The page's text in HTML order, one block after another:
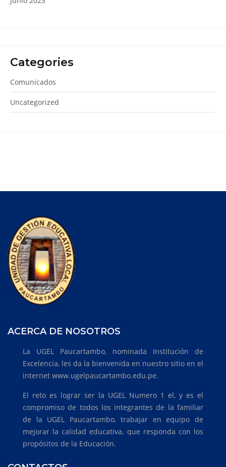
Categories
Comunicados
Uncategorized
ACERCA DE NOSOTROS
La UGEL Paucartambo, nominada Institución de
Excelencia, les da la bienvenida en nuestro sitio en el
internet www.ugelpaucartambo.edu.pe.
El reto es lograr ser la UGEL Numero 1 el, y es el
compromiso de todos los integrantes de la familiar
de la UGEL Paucartambo, trabajar en equipo de
mejorar la calidad educativa, que responda con los
propósitos de la Educación.